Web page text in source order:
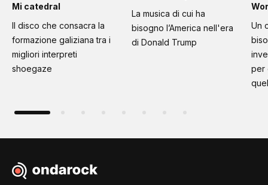
Mi catedral
Il disco che consacra la
formazione galiziana tra i
migliori interpreti
shoegaze
La musica di cui ha
bisogno l’America nell'era
di Donald Trump
Un
per